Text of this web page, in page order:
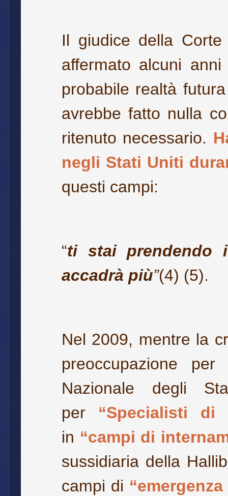
Il giudice della
affermato alcuni
probabile realtà
avrebbe fatto nulla
ritenuto necessario.
negli Stati Uniti
questi campi:
“ti stai prendendo
accadrà più”(4) (5).
Nel 2009, mentre la
preoccupazione
Nazionale degli
per “Specialisti di
in “campi di
sussidiaria della
campi di